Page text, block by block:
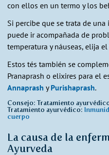
con ellos en un termo y los
Si percibe que se trata de
puede ir acompañada de
temperatura y náuseas, elija
Estos tés también se
Pranaprash o elixires para el
Annaprash yPurishaprash.
Consejo: Tratamiento
Tratamiento ayurvédico:
cuerpo
La causa de la
Ayurveda